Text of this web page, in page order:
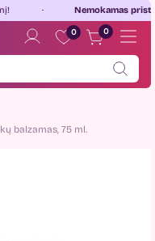
Nemokamas
0 0
balzamas, 75 ml.